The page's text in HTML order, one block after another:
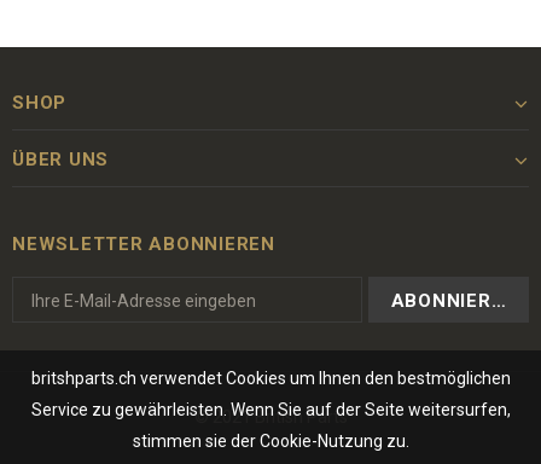
SHOP
ÜBER UNS
NEWSLETTER ABONNIEREN
© 2021 British Parts
britshparts.ch verwendet Cookies um Ihnen den bestmöglichen
Service zu gewährleisten. Wenn Sie auf der Seite weitersurfen,
stimmen sie der Cookie-Nutzung zu.